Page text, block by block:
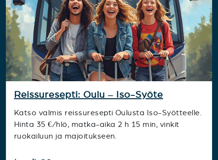
Reissuresepti: Oulu – Iso-Syöte
Katso valmis reissuresepti Oulusta Iso-Syötteelle.
Hinta 35 €/hlö, matka-aika 2 h 15 min, vinkit
ruokailuun ja majoitukseen.